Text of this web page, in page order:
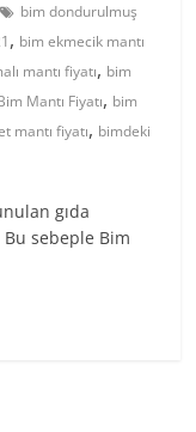
bim dondurulmuş
, bim ekmecik mantı
mantı fiyatı, bim
Mantı Fiyatı, bim
mantı fiyatı, bimdeki
gıda
sebeple Bim